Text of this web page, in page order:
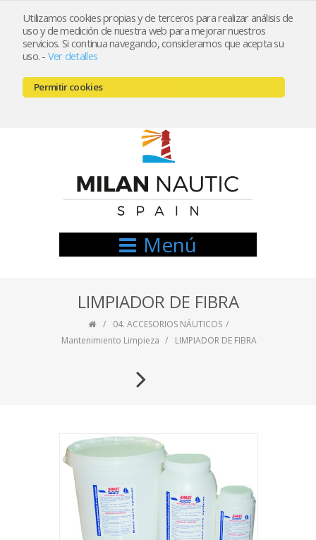
Utilizamos cookies propias y de terceros para realizar análisis de
uso y de medición de nuestra web para mejorar nuestros
servicios. Si continua navegando, consideramos que acepta su
uso. - Ver detalles
Permitir cookies
Registrarse Mi cuenta
666521122 // 654999333
Menú
LIMPIADOR DE FIBRA
04. ACCESORIOS NÁUTICOS
Mantenimiento Limpieza
LIMPIADOR DE FIBRA